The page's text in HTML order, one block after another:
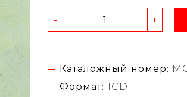
- +
Каталожный номер:
Формат: 1CD